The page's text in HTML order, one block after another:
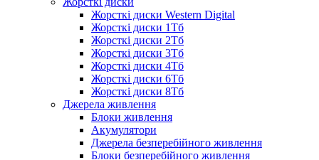
Жорсткі диски Western Digital
Жорсткі диски 1Тб
Жорсткі диски 2Тб
Жорсткі диски 3Тб
Жорсткі диски 4Тб
Жорсткі диски 6Тб
Жорсткі диски 8Тб
Джерела живлення
Блоки живлення
Акумулятори
Джерела безперебійного живлення
Блоки безперебійного живлення